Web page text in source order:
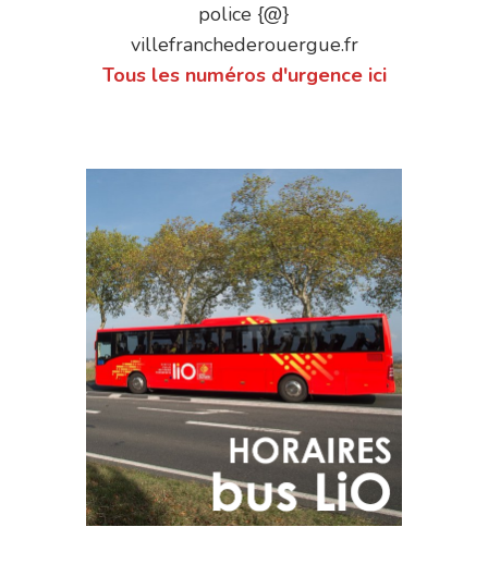
police {@}
villefranchederouergue.fr
Tous les numéros d'urgence ici